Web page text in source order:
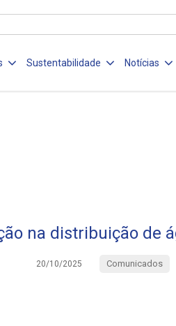
Sustentabilidade Notícias
na distribuição de
20/10/2025 Comunicados